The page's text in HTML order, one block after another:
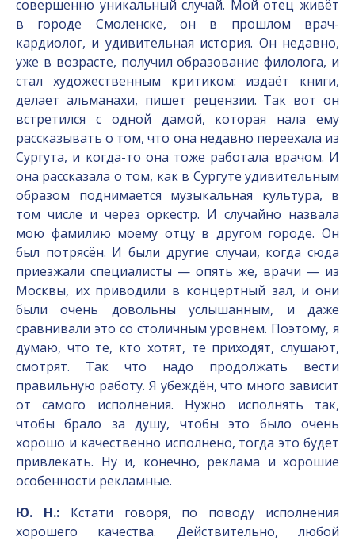
совершенно уникальный случай. Мой отец живёт
в городе Смоленске, он в прошлом врач-
кардиолог, и удивительная история. Он недавно,
уже в возрасте, получил образование филолога, и
стал художественным критиком: издаёт книги,
делает альманахи, пишет рецензии. Так вот он
встретился с одной дамой, которая нала ему
рассказывать о том, что она недавно переехала из
Сургута, и когда-то она тоже работала врачом. И
она рассказала о том, как в Сургуте удивительным
образом поднимается музыкальная культура, в
том числе и через оркестр. И случайно назвала
мою фамилию моему отцу в другом городе. Он
был потрясён. И были другие случаи, когда сюда
приезжали специалисты — опять же, врачи — из
Москвы, их приводили в концертный зал, и они
были очень довольны услышанным, и даже
сравнивали это со столичным уровнем. Поэтому, я
думаю, что те, кто хотят, те приходят, слушают,
смотрят. Так что надо продолжать вести
правильную работу. Я убеждён, что много зависит
от самого исполнения. Нужно исполнять так,
чтобы брало за душу, чтобы это было очень
хорошо и качественно исполнено, тогда это будет
привлекать. Ну и, конечно, реклама и хорошие
особенности рекламные.
Ю. Н.:Кстати говоря, по поводу исполнения
хорошего качества. Действительно, любой